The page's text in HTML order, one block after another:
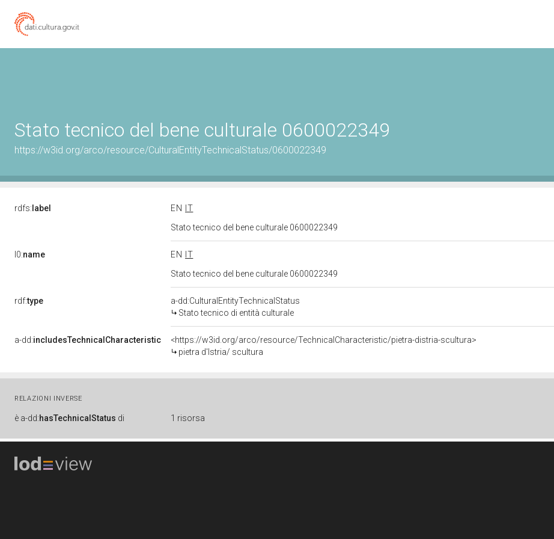
Stato tecnico del bene culturale 0600022349
https://w3id.org/arco/resource/CulturalEntityTechnicalStatus/0600022349
rdfs: label EN
IT
Stato tecnico del bene culturale 0600022349
l0:name EN
IT
Stato tecnico del bene culturale 0600022349
rdf:type
a-dd:CulturalEntityTechnicalStatus
Stato tecnico di entità culturale
a-dd:includesTechnicalCharacteristic
<https://w3id.org/arco/resource/TechnicalCharacteristic/pietra-distria-scultura>
pietra d'Istria/ scultura
RELAZIONI INVERSE
è a-dd:hasTechnicalStatus di 1 risorsa